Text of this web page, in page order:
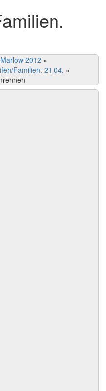
2012 »
Familien. 21.04. »